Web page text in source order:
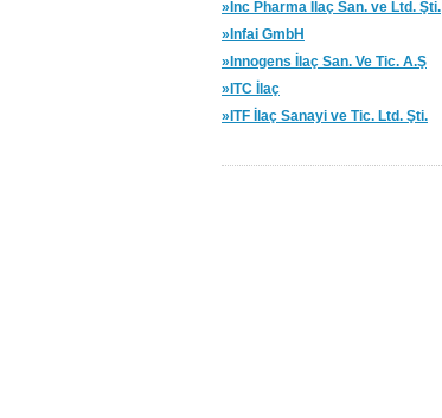
»Inc Pharma İlaç San. ve Ltd. Şti.
»Infai GmbH
»Innogens İlaç San. Ve Tic. A.Ş
»ITC İlaç
»ITF İlaç Sanayi ve Tic. Ltd. Şti.